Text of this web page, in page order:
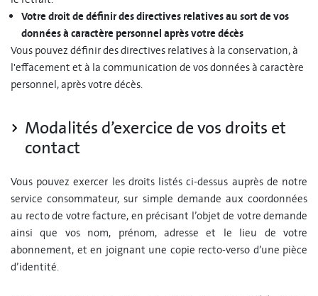
Votre droit de définir des directives relatives au sort de vos
données à caractère personnel après votre décès
Vous pouvez définir des directives relatives à la conservation, à
l'effacement et à la communication de vos données à caractère
personnel, après votre décès.
Modalités d’exercice de vos droits et
contact
Vous pouvez exercer les droits listés ci-dessus auprès de notre
service consommateur, sur simple demande aux coordonnées
au recto de votre facture, en précisant l’objet de votre demande
ainsi que vos nom, prénom, adresse et le lieu de votre
abonnement, et en joignant une copie recto-verso d’une pièce
d’identité.